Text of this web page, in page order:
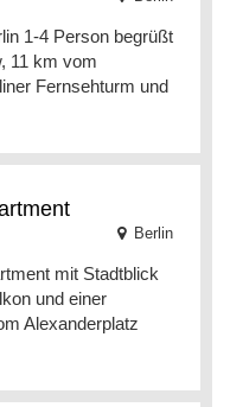
1-4 Person begrüßt
11 km vom
Fernsehturm und
Berlin
mit Stadtblick
und einer
Alexanderplatz